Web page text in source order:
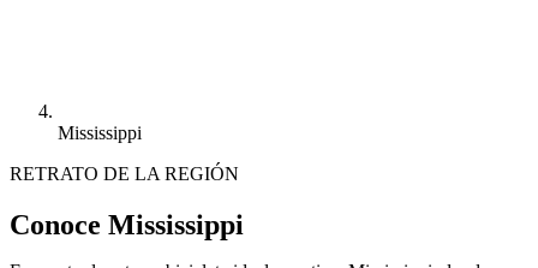
Mississippi
RETRATO DE LA REGIÓN
Conoce Mississippi